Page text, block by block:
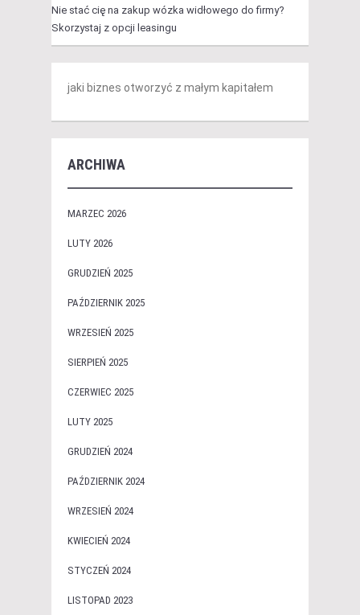
Nie stać cię na zakup wózka widłowego do firmy?
Skorzystaj z opcji leasingu
jaki biznes otworzyć z małym kapitałem
ARCHIWA
MARZEC 2026
LUTY 2026
GRUDZIEŃ 2025
PAŹDZIERNIK 2025
WRZESIEŃ 2025
SIERPIEŃ 2025
CZERWIEC 2025
LUTY 2025
GRUDZIEŃ 2024
PAŹDZIERNIK 2024
WRZESIEŃ 2024
KWIECIEŃ 2024
STYCZEŃ 2024
LISTOPAD 2023